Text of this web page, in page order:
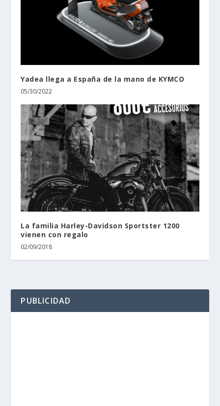
Yadea llega a España de la mano de KYMCO
05/30/2022
La familia Harley-Davidson Sportster 1200
vienen con regalo
02/09/2018
PUBLICIDAD